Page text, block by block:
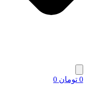
0 تومان 0